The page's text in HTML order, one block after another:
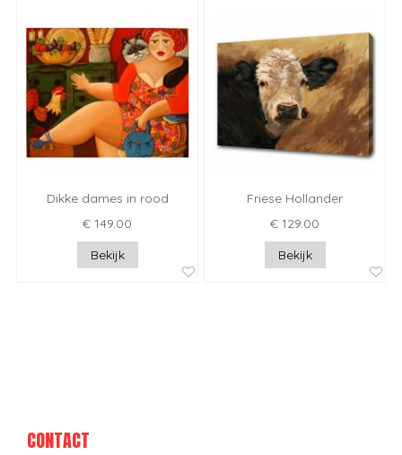
Dikke dames in rood
€ 149.00
Bekijk
Friese Hollander
€ 129.00
Bekijk
CONTACT